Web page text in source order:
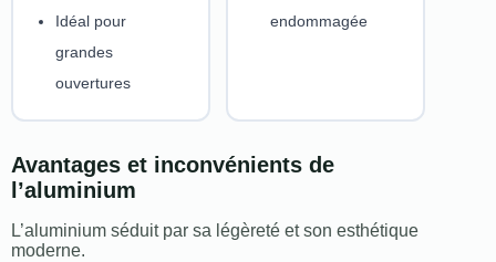
Idéal pour
grandes
ouvertures
endommagée
Avantages et inconvénients de
l’aluminium
L’aluminium séduit par sa légèreté et son esthétique
moderne.